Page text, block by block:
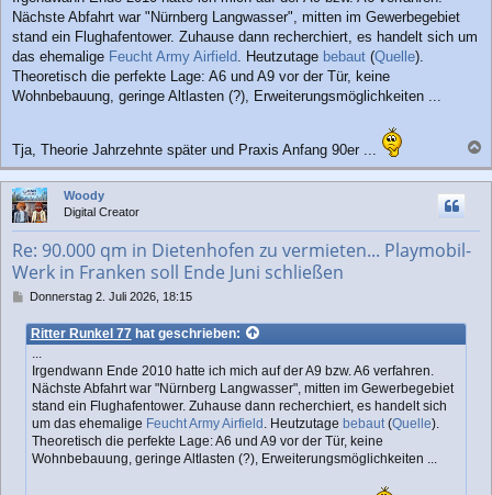
Nächste Abfahrt war "Nürnberg Langwasser", mitten im Gewerbegebiet
stand ein Flughafentower. Zuhause dann recherchiert, es handelt sich um
das ehemalige Feucht Army Airfield . Heutzutage bebaut (Quelle).
Theoretisch die perfekte Lage: A6 und A9 vor der Tür, keine
Wohnbebauung, geringe Altlasten (?), Erweiterungsmöglichkeiten ...
Tja, Theorie Jahrzehnte später und Praxis Anfang 90er ...
a
c
Woody
Digital Creator
Re: 90.000 qm in Dietenhofen zu vermieten... Playmobil-
Werk in Franken soll Ende Juni schließen
B
i
t
Donnerstag 2. Juli 2026, 18:15
Ritter Runkel 77hat geschrieben:
...
Irgendwann Ende 2010 hatte ich mich auf der A9 bzw. A6 verfahren.
Nächste Abfahrt war "Nürnberg Langwasser", mitten im Gewerbegebiet
stand ein Flughafentower. Zuhause dann recherchiert, es handelt sich
um das ehemalige Feucht Army Airfield. Heutzutage bebaut(Quelle).
Theoretisch die perfekte Lage: A6 und A9 vor der Tür, keine
Wohnbebauung, geringe Altlasten (?), Erweiterungsmöglichkeiten ...